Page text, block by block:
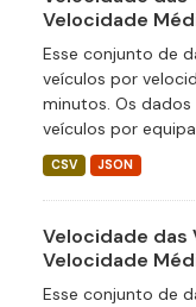
Velocidade
Esse conjunto de
veículos por
minutos. Os
veículos por
CSV JSON
Velocidade
Velocidade
Esse conjunto de